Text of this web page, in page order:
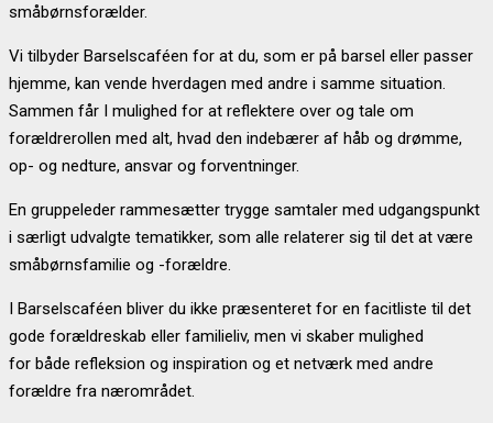
småbørnsforælder.
Vi tilbyder Barselscaféen for at du, som er på barsel eller passer
hjemme, kan vende hverdagen med andre i samme situation.
Sammen får I mulighed for at reflektere over og tale om
forældrerollen med alt, hvad den indebærer af håb og drømme,
op- og nedture, ansvar og forventninger.
En gruppeleder rammesætter trygge samtaler med udgangspunkt
i særligt udvalgte tematikker, som alle relaterer sig til det at være
småbørnsfamilie og -forældre.
I Barselscaféen bliver du ikke præsenteret for en facitliste til det
gode forældreskab eller familieliv, men vi skaber mulighed
for både refleksion og inspiration og et netværk med andre
forældre fra nærområdet.